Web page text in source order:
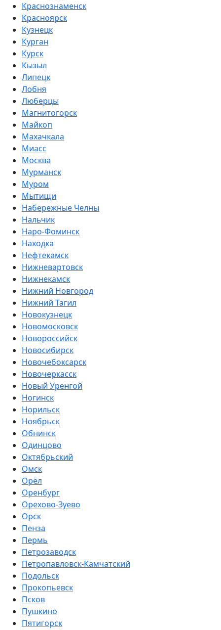
Краснознаменск
Красноярск
Кузнецк
Курган
Курск
Кызыл
Липецк
Лобня
Люберцы
Магнитогорск
Майкоп
Махачкала
Миасс
Москва
Мурманск
Муром
Мытищи
Набережные Челны
Нальчик
Наро-Фоминск
Находка
Нефтекамск
Нижневартовск
Нижнекамск
Нижний Новгород
Нижний Тагил
Новокузнецк
Новомосковск
Новороссийск
Новосибирск
Новочебоксарск
Новочеркасск
Новый Уренгой
Ногинск
Норильск
Ноябрьск
Обнинск
Одинцово
Октябрьский
Омск
Орёл
Оренбург
Орехово-Зуево
Орск
Пенза
Пермь
Петрозаводск
Петропавловск-Камчатский
Подольск
Прокопьевск
Псков
Пушкино
Пятигорск